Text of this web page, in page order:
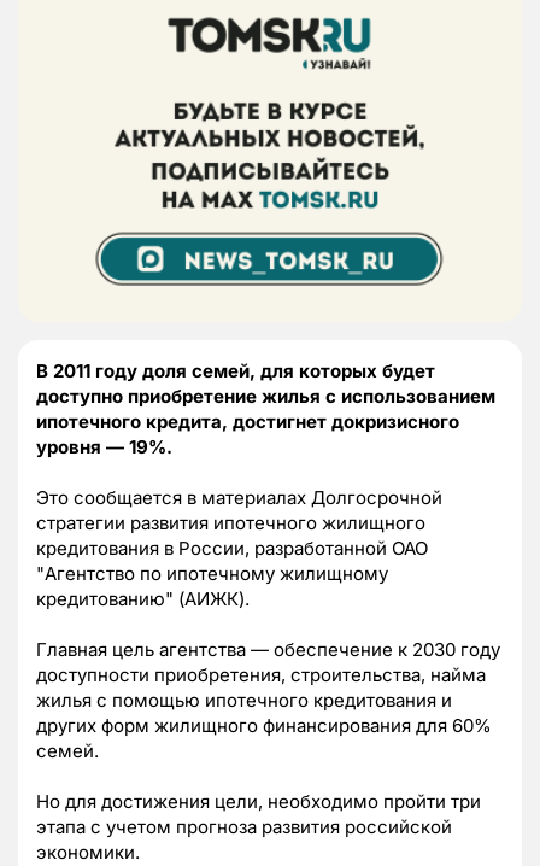
В 2011 году доля семей, для которых будет
доступно приобретение жилья с использованием
ипотечного кредита, достигнет докризисного
уровня — 19%.
Это сообщается в материалах Долгосрочной
стратегии развития ипотечного жилищного
кредитования в России, разработанной ОАО
"Агентство по ипотечному жилищному
кредитованию" (АИЖК).
Главная цель агентства — обеспечение к 2030 году
доступности приобретения, строительства, найма
жилья с помощью ипотечного кредитования и
других форм жилищного финансирования для 60%
семей.
Но для достижения цели, необходимо пройти три
этапа с учетом прогноза развития российской
экономики.